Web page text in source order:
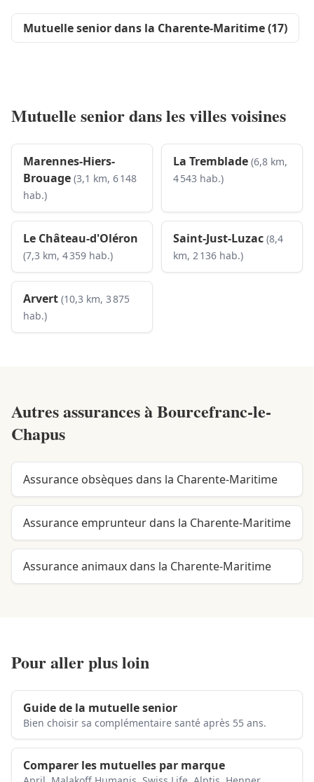
Mutuelle senior dans la Charente-Maritime (17)
Mutuelle senior dans les villes voisines
Marennes-Hiers-
Brouage (3,1 km, 6 148
hab.)
La Tremblade (6,8 km,
4 543 hab.)
Le Château-d'Oléron
(7,3 km, 4 359 hab.)
Saint-Just-Luzac (8,4
km, 2 136 hab.)
Arvert (10,3 km, 3 875
hab.)
Autres assurances àBourcefranc-le-
Chapus
Assurance obsèques dans la Charente-Maritime
Assurance emprunteur dans la Charente-Maritime
Assurance animaux dans la Charente-Maritime
Pour aller plus loin
Guide de la mutuelle senior
Bien choisir sa complémentaire santé après 55 ans.
Comparer les mutuelles par marque